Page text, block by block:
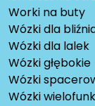
Worki na buty
Wózki dla
Wózki dla lalek
Wózki głębokie
Wózki
Wózki